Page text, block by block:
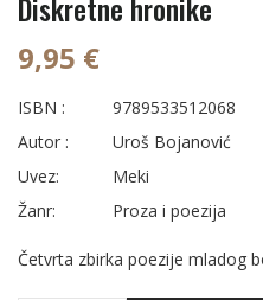
9,95 €
ISBN :
9789533512068
Autor :
Uroš Bojanović
Uvez:
Meki
Žanr:
Proza i poezija
Četvrta zbirka poezije mladog